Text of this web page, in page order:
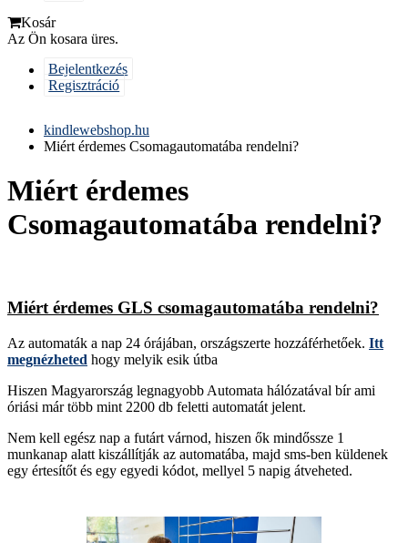
Kosár
Az Ön kosara üres.
Bejelentkezés
Regisztráció
kindlewebshop.hu
Miért érdemes Csomagautomatába rendelni?
Miért érdemes
Csomagautomatába rendelni?
Miért érdemes GLS csomagautomatába rendelni?
Az automaták a nap 24 órájában, országszerte hozzáférhetőek. Itt
megnézheted hogy melyik esik útba
Hiszen Magyarország legnagyobb Automata hálózatával bír ami
óriási már több mint 2200 db feletti automatát jelent.
Nem kell egész nap a futárt várnod, hiszen ők mindőssze 1
munkanap alatt kiszállítják az automatába, majd sms-ben küldenek
egy értesítőt és egy egyedi kódot, mellyel 5 napig átveheted.